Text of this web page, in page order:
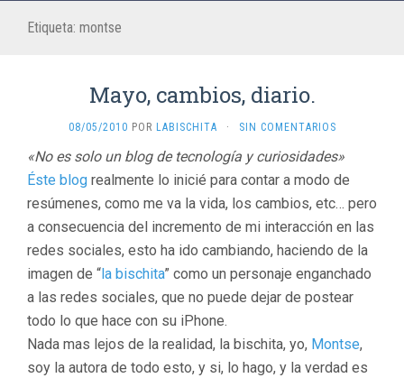
Etiqueta: montse
Mayo, cambios, diario.
08/05/2010 POR LABISCHITA · SIN COMENTARIOS
«No es solo un blog de tecnología y curiosidades»
Éste blog realmente lo inicié para contar a modo de
resúmenes, como me va la vida, los cambios, etc… pero
a consecuencia del incremento de mi interacción en las
redes sociales, esto ha ido cambiando, haciendo de la
imagen de “ la bischita” como un personaje enganchado
a las redes sociales, que no puede dejar de postear
todo lo que hace con su iPhone.
Nada mas lejos de la realidad, la bischita, yo, Montse,
soy la autora de todo esto, y si, lo hago, y la verdad es